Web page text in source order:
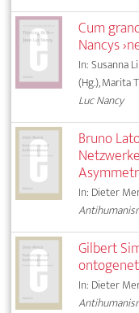
Cum
Nancys
In: Susanna
(Hg.), Marita
Luc Nancy
Bruno
In: Dieter
Gilbert
In: Dieter